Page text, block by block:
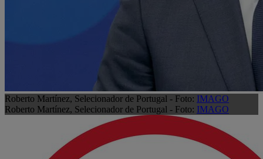
Roberto Martínez, Selecionador de Portugal - Foto: IMAGO
Roberto Martínez, Selecionador de Portugal - Foto: IMAGO